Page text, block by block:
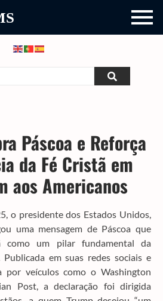
Páscoa e Reforça
da Fé Cristã em
aos Americanos
o presidente dos Estados Unidos,
uma mensagem de Páscoa que
como um pilar fundamental da
Publicada em suas redes sociais e
por veículos como o Washington
Post, a declaração foi dirigida